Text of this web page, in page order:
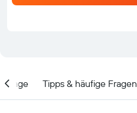
Lage Tipps & häufige Fragen